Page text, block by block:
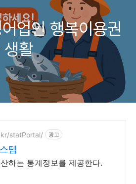
업인 행복이용권
활
statPortal/ 광고
템
하는 통계정보를 제공한다.